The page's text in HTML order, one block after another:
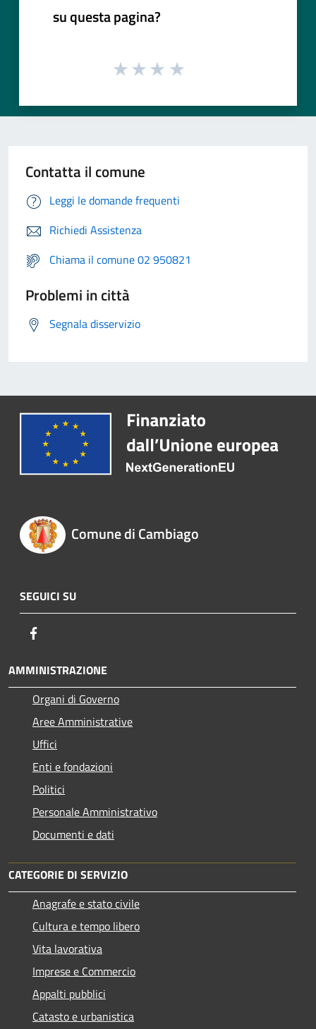
su questa pagina?
Contatta il comune
Leggi le domande frequenti
Richiedi Assistenza
Chiama il comune 02 950821
Problemi in città
Segnala disservizio
Comune di Cambiago
SEGUICI SU
AMMINISTRAZIONE
Organi di Governo
Aree Amministrative
Uffici
Enti e fondazioni
Politici
Personale Amministrativo
Documenti e dati
CATEGORIE DI SERVIZIO
Anagrafe e stato civile
Cultura e tempo libero
Vita lavorativa
Imprese e Commercio
Appalti pubblici
Catasto e urbanistica